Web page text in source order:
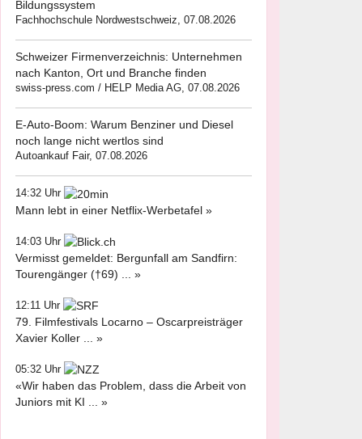
Bildungssystem
Fachhochschule Nordwestschweiz, 07.08.2026
Schweizer Firmenverzeichnis: Unternehmen
nach Kanton, Ort und Branche finden
swiss-press.com / HELP Media AG, 07.08.2026
E-Auto-Boom: Warum Benziner und Diesel
noch lange nicht wertlos sind
Autoankauf Fair, 07.08.2026
14:32 Uhr
Mann lebt in einer Netflix-Werbetafel »
14:03 Uhr
Vermisst gemeldet: Bergunfall am Sandfirn:
Tourengänger (†69) ... »
12:11 Uhr
79. Filmfestivals Locarno – Oscarpreisträger
Xavier Koller ... »
05:32 Uhr
«Wir haben das Problem, dass die Arbeit von
Juniors mit KI ... »